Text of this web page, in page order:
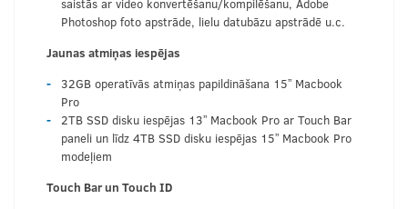
saistās ar video konvertēšanu/kompilēšanu, Adobe
Photoshop foto apstrāde, lielu datubāzu apstrādē u.c.
Jaunas atmiņas iespējas
32GB operatīvās atmiņas papildināšana 15” Macbook
Pro
2TB SSD disku iespējas 13” Macbook Pro ar Touch Bar
paneli un līdz 4TB SSD disku iespējas 15” Macbook Pro
modeļiem
Touch Bar un Touch ID